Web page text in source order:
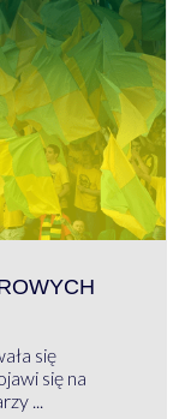
się
się na
...